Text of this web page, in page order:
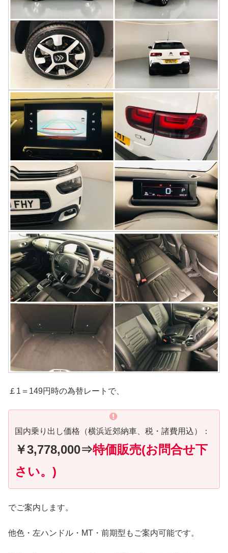
￡1＝149円時の為替レートで、
国内乗り出し価格（横浜近郊納車、税・諸費用込）：
￥3,778,000⇒特価販売(お問合せ下
さい。)
でご案内します。
他色・左ハンドル・MT・前期型もご案内可能です。